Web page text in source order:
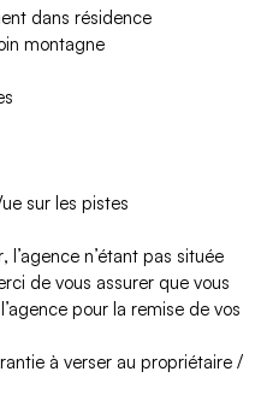
dans résidence
montagne
sur les pistes
l’agence n’étant pas située
de vous assurer que vous
pour la remise de vos
à verser au propriétaire /